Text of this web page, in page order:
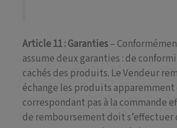
Article 11 : Garanties–
assume deux garanties : de
cachés des produits. Le Vendeur
échange les produits
correspondant pas à la commande
de remboursement doit s’effectuer